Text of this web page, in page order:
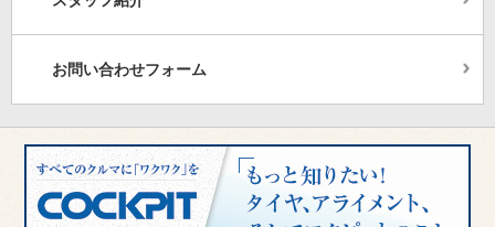
お問い合わせフォーム